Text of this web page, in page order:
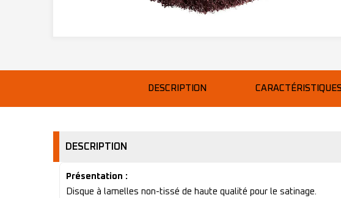
DESCRIPTION
DESCRIPTION
Présentation :
Disque à lamelles non-tissé de haute qualité pour le satinage.